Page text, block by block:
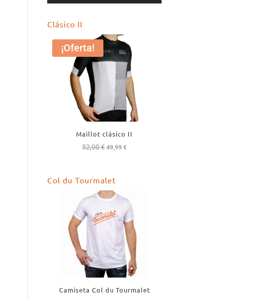
Clásico II
¡Oferta!
Maillot clásico II
52,00€El
era:
52,00 €.
49,99€El
Col du Tourmalet
Camiseta Col du Tourmalet